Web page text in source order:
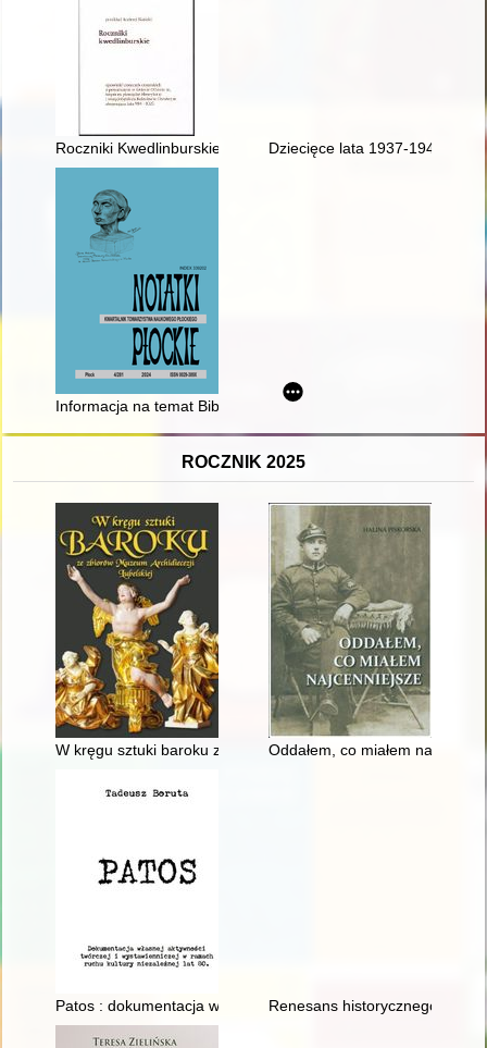
Roczniki Kwedlinburskie z lat 984-1025Dziecięce lata 1937-1943
Informacja na temat Bibliografii Mazowsza Płockiego
ROCZNIK 2025
W kręgu sztuki baroku ze zbiorów Muzeum Archidiecezji
Oddałem, co miałem
Patos : dokumentacja własnej aktywności twórczej i
Renesans historycznego